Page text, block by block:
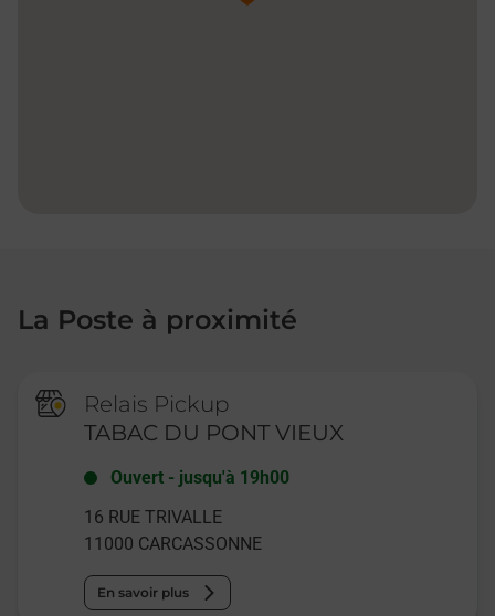
La Poste à proximité
Relais Pickup
TABAC DU PONT VIEUX
Ouvert - jusqu'à 19h00
16 RUE TRIVALLE
11000 CARCASSONNE
En savoir plus